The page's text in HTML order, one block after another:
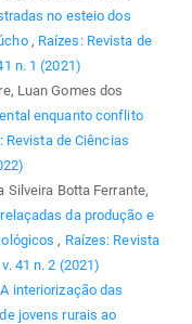
no esteio dos
, Raízes: Revista de
n. 1 (2021)
Luan Gomes dos
enquanto conflito
Revista de Ciências
Silveira Botta Ferrante,
da produção e
, Raízes: Revista
41 n. 2 (2021)
A interiorização das
jovens rurais ao